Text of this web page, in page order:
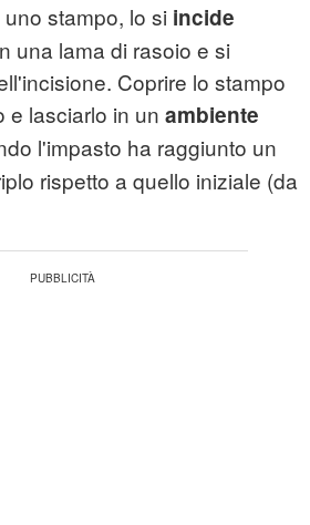
stampo, lo si incide
una lama di rasoio e si
Coprire lo stampo
e lasciarlo in un ambiente
l'impasto ha raggiunto un
rispetto a quello iniziale (da